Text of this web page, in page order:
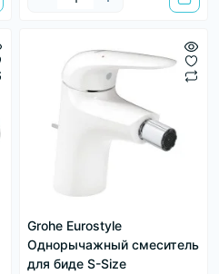
Grohe Eurostyle
Однорычажный смеситель
для биде S-Size